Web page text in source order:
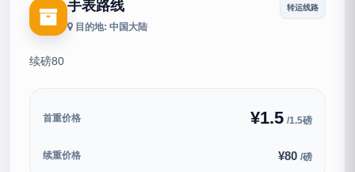
手表路线
目的地: 中国大陆
转运线路
续磅80
首重价格 ¥1.5 /1.5磅
续重价格 ¥80 /磅